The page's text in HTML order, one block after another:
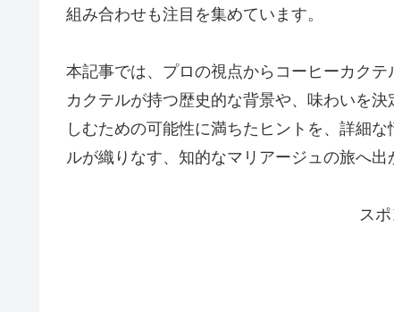
組み合わせも注目を集めています。
本記事では、プロの視点からコーヒーカク
カクテルが持つ歴史的な背景や、味わいを
しむための可能性に満ちたヒントを、詳細
ルが織りなす、知的なマリアージュの旅へ出
ス